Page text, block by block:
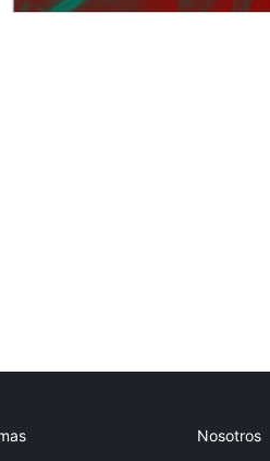
Nosotros